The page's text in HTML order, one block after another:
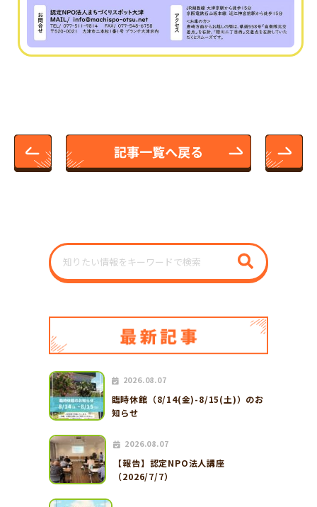
2026.08.07
臨時休館（8/14(金)-8/15(土)）のお
知らせ
2026.08.07
【報告】認定NPO法人講座
（2026/7/7）